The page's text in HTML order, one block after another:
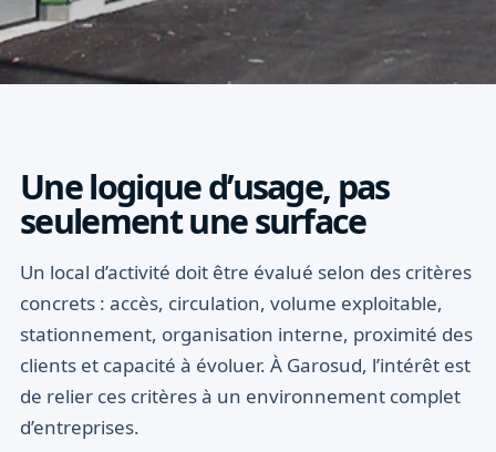
Une logique d’usage, pas
seulement une surface
Un local d’activité doit être évalué selon des critères
concrets : accès, circulation, volume exploitable,
stationnement, organisation interne, proximité des
clients et capacité à évoluer. À Garosud, l’intérêt est
de relier ces critères à un environnement complet
d’entreprises.